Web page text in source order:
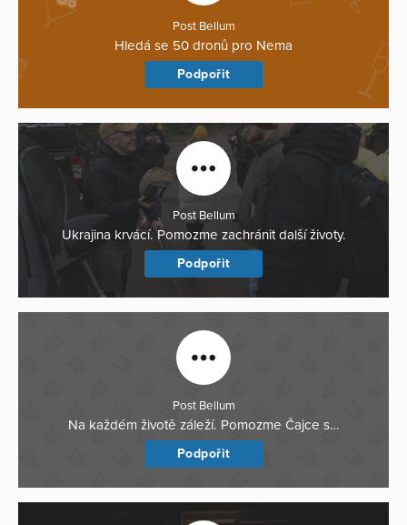
Post Bellum
Hledá se 50 dronů pro Nema
Podpořit
Post Bellum
Ukrajina krvácí. Pomozme zachránit další životy.
Podpořit
Post Bellum
Na každém životě záleží. Pomozme Čajce s…
Podpořit